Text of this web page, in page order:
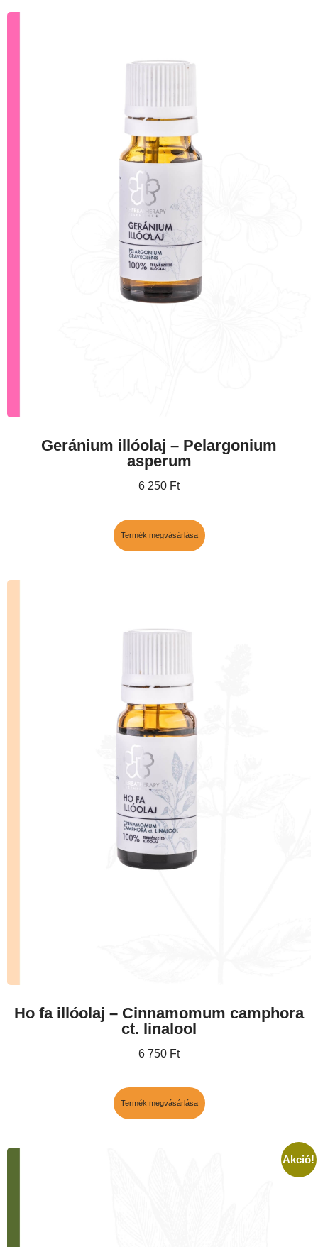
Geránium illóolaj – Pelargonium
asperum
6 250 Ft
Termék megvásárlása
Ho fa illóolaj – Cinnamomum camphora
ct. linalool
6 750 Ft
Termék megvásárlása
Akció!